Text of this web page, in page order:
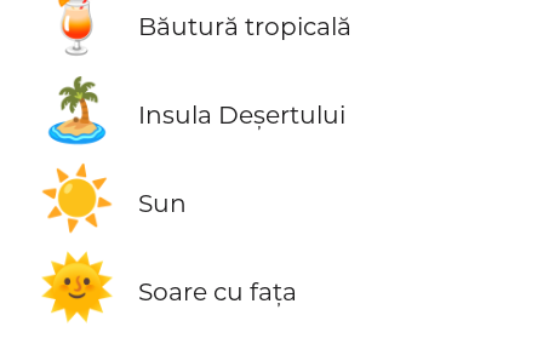
🍹 Băutură tropicală
🏝️ Insula Deșertului
☀️ Sun
🌞 Soare cu fața